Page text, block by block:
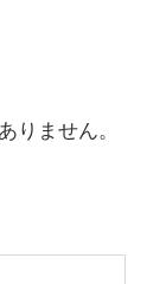
りません。